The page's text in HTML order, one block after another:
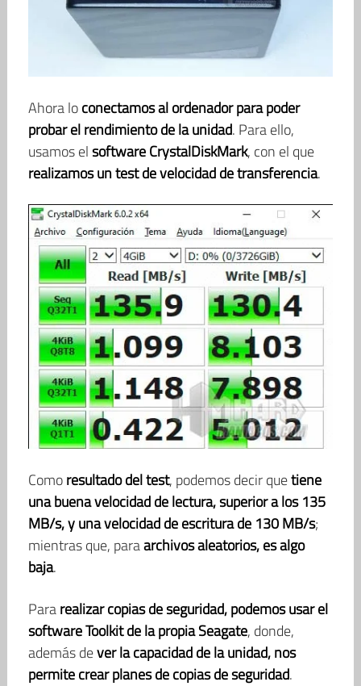
Ahora loconectamos al ordenador para poder
probar el rendimiento de la unidad. Para ello,
usamos elsoftware CrystalDiskMark, con el que
realizamos un test de velocidad de transferencia.
Comoresultado del test, podemos decir quetiene
una buena velocidad de lectura, superior a los 135
MB/s, y una velocidad de escritura de 130 MB/s;
mientras que, paraarchivos aleatorios, es algo
baja.
Pararealizar copias de seguridad, podemos usar el
software Toolkit de la propia Seagate, donde,
además dever la capacidad de la unidad, nos
permite crear planes de copias de seguridad.